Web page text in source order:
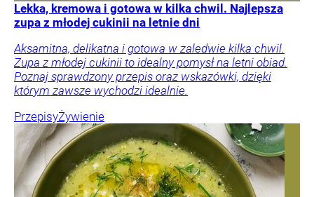
Lekka, kremowa i gotowa w kilka chwil. Najlepsza
zupa z młodej cukinii na letnie dni
Aksamitna, delikatna i gotowa w zaledwie kilka chwil.
Zupa z młodej cukinii to idealny pomysł na letni obiad.
Poznaj sprawdzony przepis oraz wskazówki, dzięki
którym zawsze wychodzi idealnie.
PrzepisyŻywienie